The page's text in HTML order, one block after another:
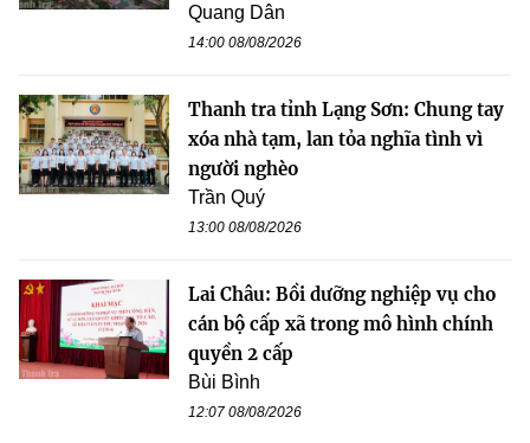
Quang Dân
14:00 08/08/2026
Thanh tra tỉnh Lạng Sơn: Chung tay
xóa nhà tạm, lan tỏa nghĩa tình vì
người nghèo
Trần Quý
13:00 08/08/2026
Lai Châu: Bồi dưỡng nghiệp vụ cho
cán bộ cấp xã trong mô hình chính
quyền 2 cấp
Bùi Bình
12:07 08/08/2026